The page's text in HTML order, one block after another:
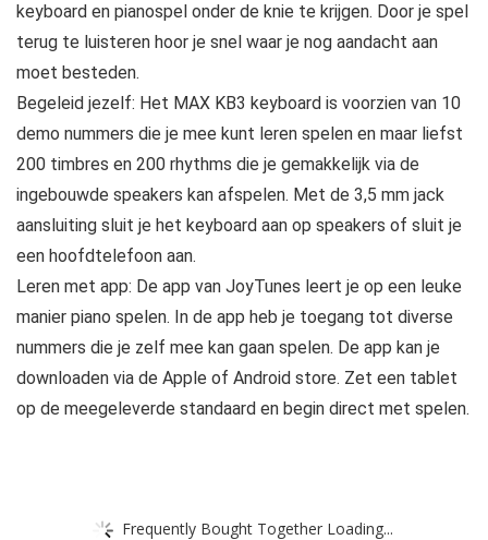
keyboard en pianospel onder de knie te krijgen. Door je spel
terug te luisteren hoor je snel waar je nog aandacht aan
moet besteden.
Begeleid jezelf: Het MAX KB3 keyboard is voorzien van 10
demo nummers die je mee kunt leren spelen en maar liefst
200 timbres en 200 rhythms die je gemakkelijk via de
ingebouwde speakers kan afspelen. Met de 3,5 mm jack
aansluiting sluit je het keyboard aan op speakers of sluit je
een hoofdtelefoon aan.
Leren met app: De app van JoyTunes leert je op een leuke
manier piano spelen. In de app heb je toegang tot diverse
nummers die je zelf mee kan gaan spelen. De app kan je
downloaden via de Apple of Android store. Zet een tablet
op de meegeleverde standaard en begin direct met spelen.
Frequently Bought Together Loading...